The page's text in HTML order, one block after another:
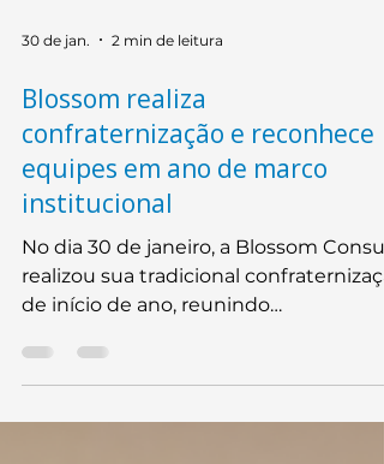
30 de jan. 2 min de leitura
Blossom realiza
confraternização e reconhece
equipes em ano de marco
institucional
No dia 30 de janeiro, a Blossom
realizou sua tradicional
de início de ano, reunindo